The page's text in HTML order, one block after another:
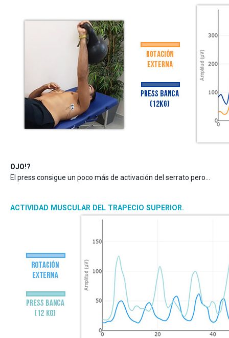
OJO!?
El press consigue un poco más de activación del serrato pero…
ACTIVIDAD MUSCULAR DEL TRAPECIO SUPERIOR.